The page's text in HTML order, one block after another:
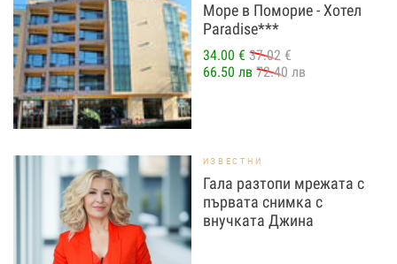
Море в Поморие - Хотел
Paradise***
34.00 € 37.02 €
66.50 лв 72.40 лв
ИЗВЕСТНИ
Гала разтопи мрежата с
първата снимка с
внучката Джина